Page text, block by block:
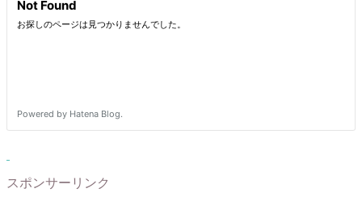
スポンサーリンク